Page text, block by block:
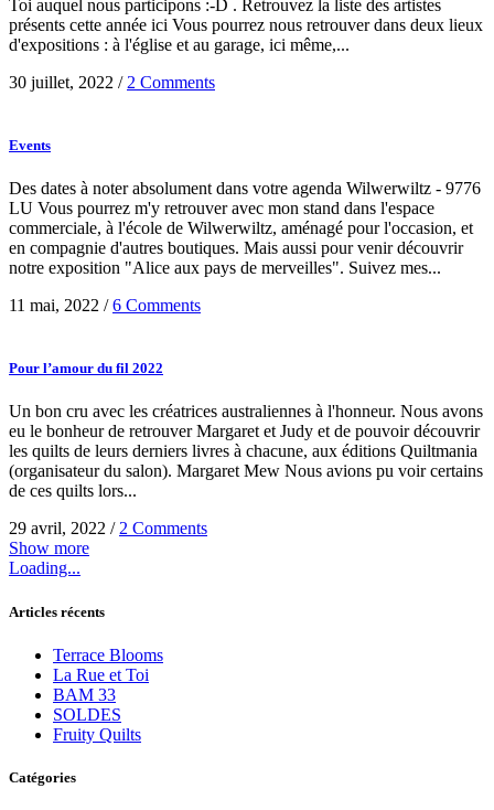
Toi auquel nous participons :-D . Retrouvez la liste des artistes
présents cette année ici Vous pourrez nous retrouver dans deux lieux
d'expositions : à l'église et au garage, ici même,...
30 juillet, 2022 / 2 Comments
Events
Des dates à noter absolument dans votre agenda Wilwerwiltz - 9776
LU Vous pourrez m'y retrouver avec mon stand dans l'espace
commerciale, à l'école de Wilwerwiltz, aménagé pour l'occasion, et
en compagnie d'autres boutiques. Mais aussi pour venir découvrir
notre exposition "Alice aux pays de merveilles". Suivez mes...
11 mai, 2022 /6 Comments
Pour l’amour du fil 2022
Un bon cru avec les créatrices australiennes à l'honneur. Nous avons
eu le bonheur de retrouver Margaret et Judy et de pouvoir découvrir
les quilts de leurs derniers livres à chacune, aux éditions Quiltmania
(organisateur du salon). Margaret Mew Nous avions pu voir certains
de ces quilts lors...
29 avril, 2022 /2 Comments
Show more
Loading...
Articles récents
Terrace Blooms
La Rue et Toi
BAM 33
SOLDES
Fruity Quilts
Catégories